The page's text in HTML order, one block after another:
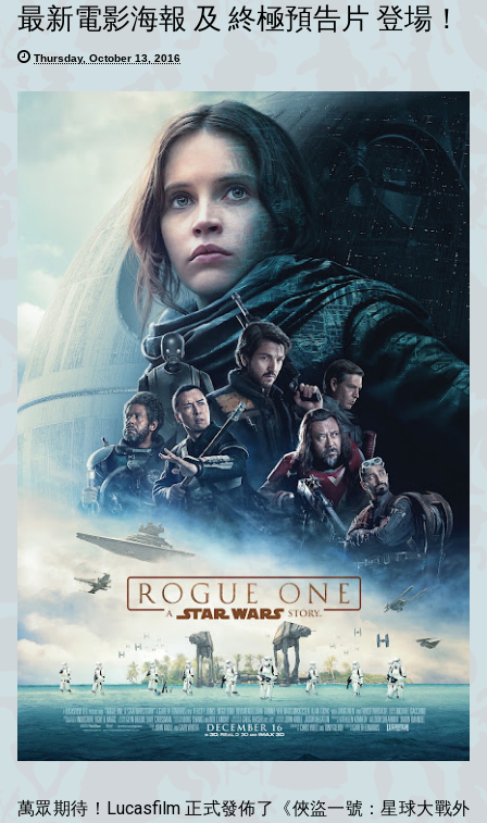
最新電影海報 及 終極預告片 登場！
Thursday, October 13, 2016
萬眾期待！Lucasfilm 正式發佈了《俠盜一號：星球大戰外